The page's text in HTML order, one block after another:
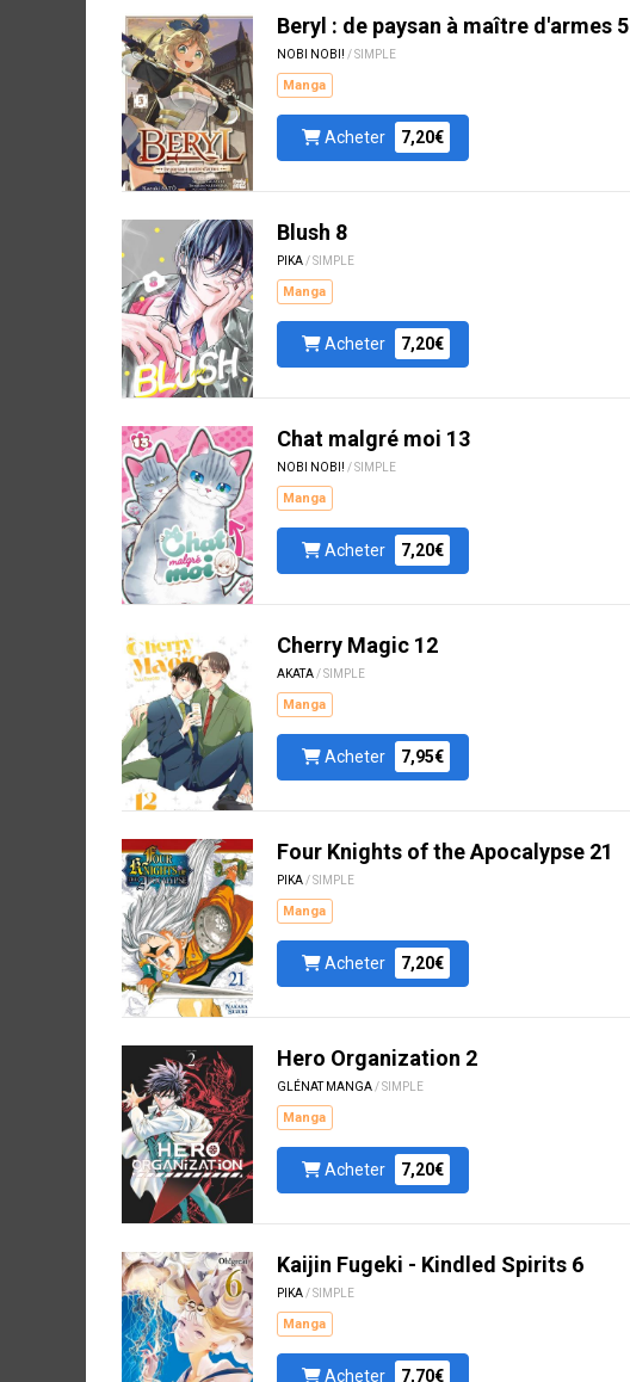
Beryl : de paysan à maître d'armes 5
NOBI NOBI! / SIMPLE
Manga
Acheter 7,20€
Blush 8
PIKA / SIMPLE
Manga
Acheter 7,20€
Chat malgré moi 13
NOBI NOBI! / SIMPLE
Manga
Acheter 7,20€
Cherry Magic 12
AKATA / SIMPLE
Manga
Acheter 7,95€
Four Knights of the Apocalypse 21
PIKA / SIMPLE
Manga
Acheter 7,20€
Hero Organization 2
GLÉNAT MANGA / SIMPLE
Manga
Acheter 7,20€
Kaijin Fugeki - Kindled Spirits 6
PIKA / SIMPLE
Manga
Acheter 7,70€